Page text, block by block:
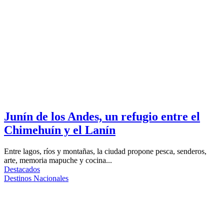
Junín de los Andes, un refugio entre el
Chimehuín y el Lanín
Entre lagos, ríos y montañas, la ciudad propone pesca, senderos,
arte, memoria mapuche y cocina...
Destacados
Destinos Nacionales